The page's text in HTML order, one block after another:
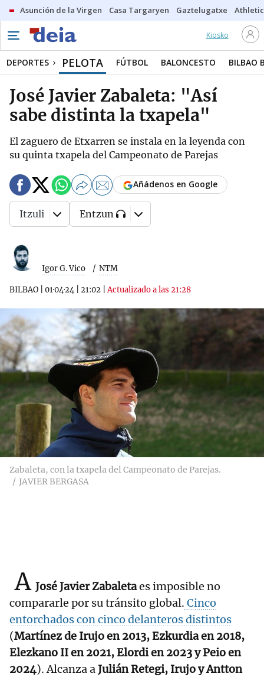
Asunción de la Virgen Casa Targaryen Gaztelugatxe Athletic
Kiosko
DEPORTES PELOTA FÚTBOL BALONCESTO BILBAO
José Javier Zabaleta: "Así
sabe distinta la txapela"
El zaguero de Etxarren se instala en la leyenda con
su quinta txapela del Campeonato de Parejas
Igor G. Vico NTM
BILBAO 01·04·24 21:02 |Actualizado a las 21:28
Añádenos en Google
Itzuli Entzun
Zabaleta, con la txapela del Campeonato de Parejas.
JAVIER BERGASA
A José Javier Zabaletaes imposible no
compararle por su tránsito global. Cinco
entorchados con cinco delanteros distintos
(Martínez de Irujo en 2013, Ezkurdia en 2018,
Elezkano II en 2021, Elordi en 2023 y Peio en
2024). Alcanza aJulián Retegi, Irujo y Antton